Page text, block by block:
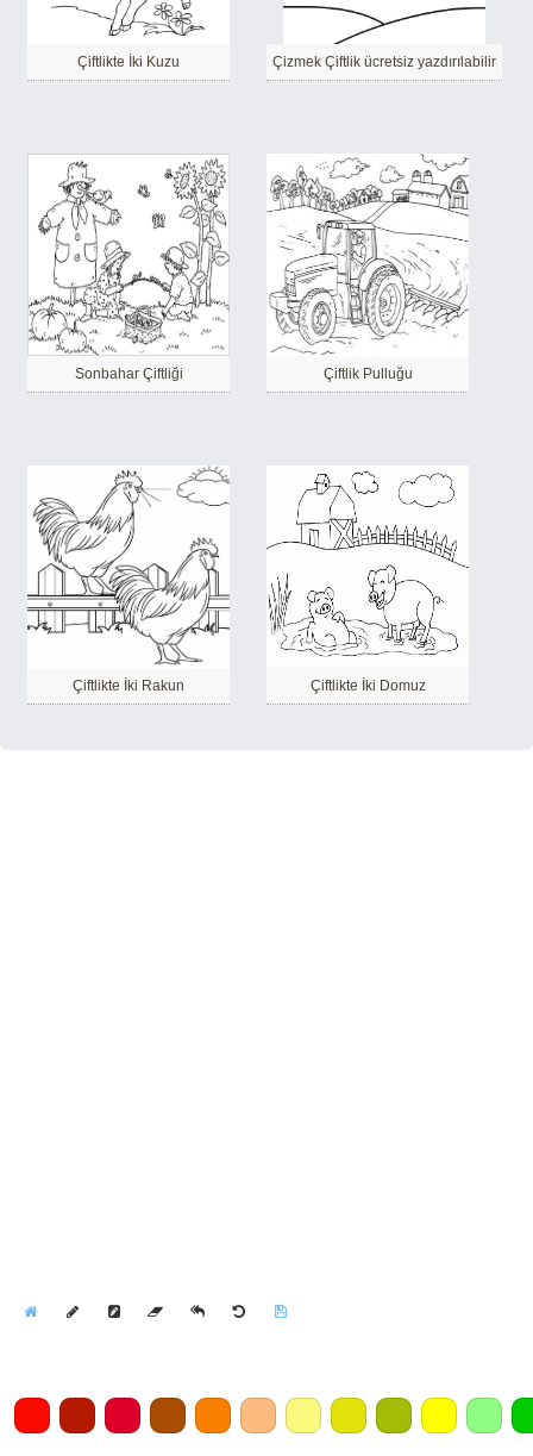
Çiftlikte İki Kuzu Çizmek Çiftlik ücretsiz yazdırılabilir
Sonbahar Çiftliği Çiftlik Pulluğu
Çiftlikte İki Rakun Çiftlikte İki Domuz